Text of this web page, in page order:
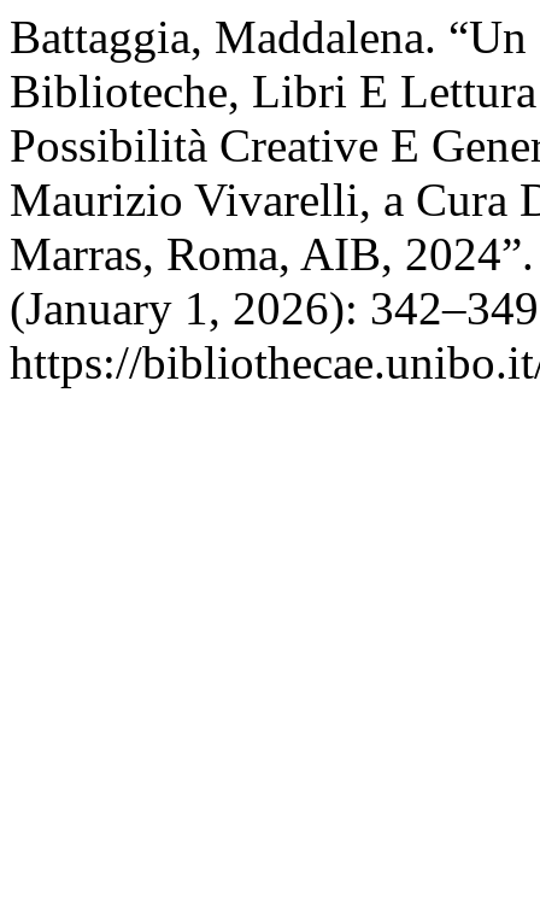
Battaggia, Maddalena.
Biblioteche, Libri E
Possibilità Creative E
Maurizio Vivarelli, a Cura
Marras, Roma, AIB,
(January 1, 2026):
https://